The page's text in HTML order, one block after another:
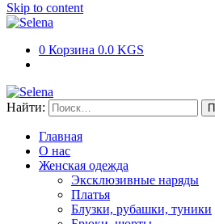
Skip to content
0 Корзина 0.0 KGS
Найти:
Главная
О нас
Женская одежда
Эксклюзивные наряды
Платья
Блузки, рубашки, туники